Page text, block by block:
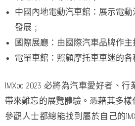
中國內地電動汽車館：展示電
發展﹔
國際展廳：由國際汽車品牌作主
電單車館：照顧摩托車車迷的各
IMXpo 2023 必將為汽車愛好者、
帶來難忘的展覽體驗。憑藉其多樣
參觀人士都總能找到屬於自己的